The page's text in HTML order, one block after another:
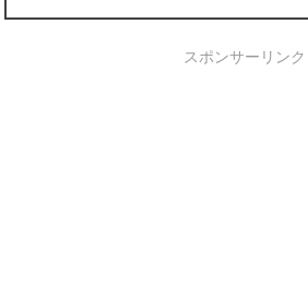
スポンサーリンク